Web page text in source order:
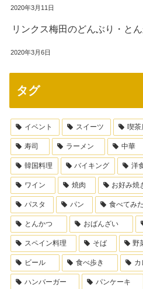
2020年3月11日
リンクス梅田のどんぶり・と
2020年3月6日
タグ
イベント スイーツ 喫茶
寿司 ラーメン 中華
韓国料理 バイキング 洋
ワイン 焼肉 お好み焼
パスタ パン 食べてみた
とんかつ おばんざい
スペイン料理 そば 野
ビール 食べ歩き カ
ハンバーガー パンケーキ